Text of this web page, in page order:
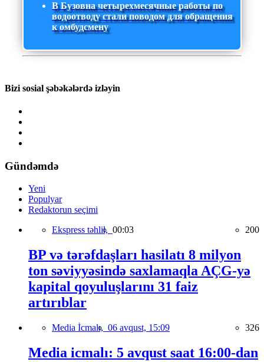
В Бузовна четырехмесячные работы по
водоотводу стали поводом для обращения
к омбудсмену
Bizi sosial şəbəkələrdə izləyin
Gündəmdə
Yeni
Populyar
Redaktorun seçimi
Ekspress təhlil, 00:03 200
BP və tərəfdaşları hasilatı 8 milyon
ton səviyyəsində saxlamaqla AÇG-yə
kapital qoyuluşlarını 31 faiz
artırıblar
Media İcmalı, 06 avqust, 15:09 326
Media icmalı: 5 avqust saat 16:00-dan